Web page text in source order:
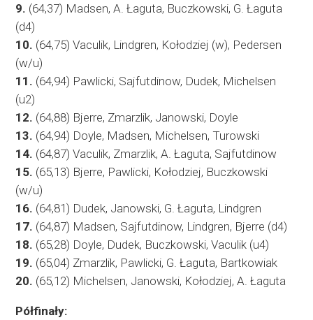
9. (64,37) Madsen, A. Łaguta, Buczkowski, G. Łaguta
(d4)
10. (64,75) Vaculik, Lindgren, Kołodziej (w), Pedersen
(w/u)
11. (64,94) Pawlicki, Sajfutdinow, Dudek, Michelsen
(u2)
12. (64,88) Bjerre, Zmarzlik, Janowski, Doyle
13. (64,94) Doyle, Madsen, Michelsen, Turowski
14. (64,87) Vaculik, Zmarzlik, A. Łaguta, Sajfutdinow
15. (65,13) Bjerre, Pawlicki, Kołodziej, Buczkowski
(w/u)
16. (64,81) Dudek, Janowski, G. Łaguta, Lindgren
17. (64,87) Madsen, Sajfutdinow, Lindgren, Bjerre (d4)
18. (65,28) Doyle, Dudek, Buczkowski, Vaculik (u4)
19. (65,04) Zmarzlik, Pawlicki, G. Łaguta, Bartkowiak
20. (65,12) Michelsen, Janowski, Kołodziej, A. Łaguta
Półfinały: